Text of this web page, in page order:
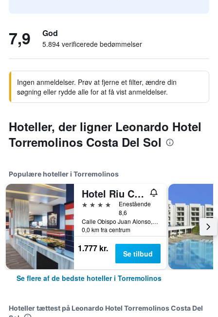
7,9 God
5.894 verificerede bedømmelser
Ingen anmeldelser. Prøv at fjerne et filter, ændre din
søgning eller rydde alle for at få vist anmeldelser.
Hoteller, der ligner Leonardo Hotel
Torremolinos Costa Del Sol
Populære hoteller i Torremolinos
Hotel Riu Costa Del Sol
4 stjerner
Enestående
8,6
Calle Obispo Juan Alonso, nº 2, Torremolinos, Andalusien, Spanien
0,0 km fra centrum
1.777 kr. Se tilbud
Se flere af de bedste hoteller i Torremolinos
Hoteller tættest på Leonardo Hotel Torremolinos Costa Del